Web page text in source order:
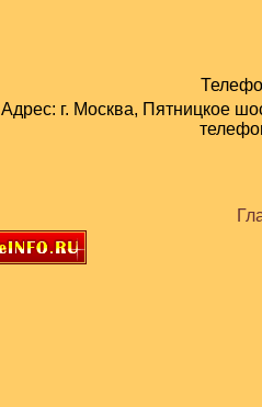
Адрес: г. Москва, Пятницкое